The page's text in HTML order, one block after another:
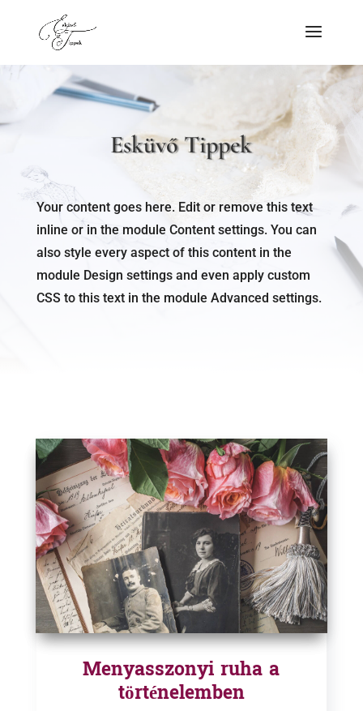
Esküvő Tippek
Your content goes here. Edit or remove this text
inline or in the module Content settings. You can
also style every aspect of this content in the
module Design settings and even apply custom
CSS to this text in the module Advanced settings.
Menyasszonyi ruha a
történelemben